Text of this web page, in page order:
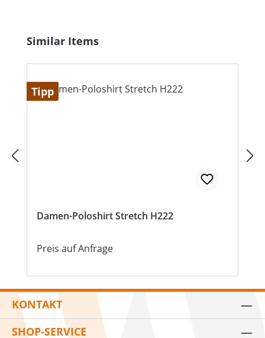
Produktgalerie überspringen
Similar Items
Tipp
Damen-Poloshirt Stretch H222
Preis auf Anfrage
KONTAKT
SHOP-SERVICE